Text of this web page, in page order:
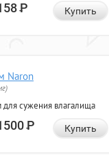
Р Купить
Naron
для сужения влагалища
Р Купить